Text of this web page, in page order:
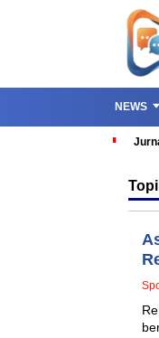
NEWS